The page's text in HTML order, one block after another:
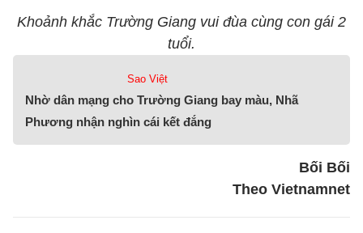
Khoảnh khắc Trường Giang vui đùa cùng con gái 2
tuổi.
Sao Việt
Nhờ dân mạng cho Trường Giang bay màu, Nhã
Phương nhận nghìn cái kết đắng
Bối Bối
Theo Vietnamnet